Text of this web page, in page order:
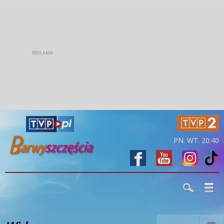
PN. WT. 20:40